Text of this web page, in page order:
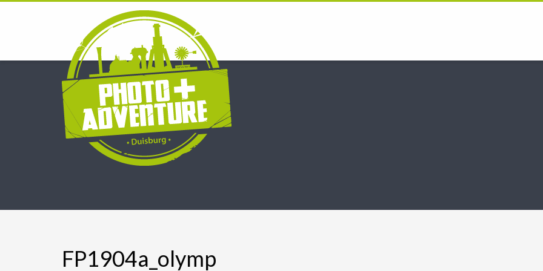
FP1904a_olymp